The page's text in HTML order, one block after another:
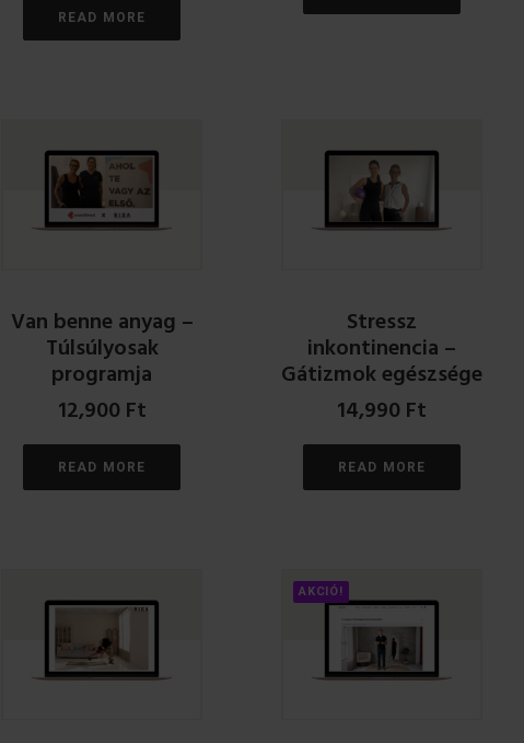
READ MORE
Van benne anyag –
Túlsúlyosak
programja
12,900Ft
READ MORE
Stressz
inkontinencia –
Gátizmok egészsége
14,990Ft
READ MORE
AKCIÓ!